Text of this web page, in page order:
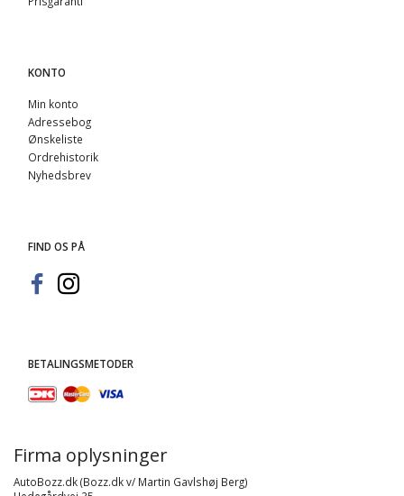
KONTO
Min konto
Adressebog
Ønskeliste
Ordrehistorik
Nyhedsbrev
FIND OS PÅ
BETALINGSMETODER
Firma oplysninger
AutoBozz.dk (Bozz.dk v/ Martin Gavlshøj Berg)